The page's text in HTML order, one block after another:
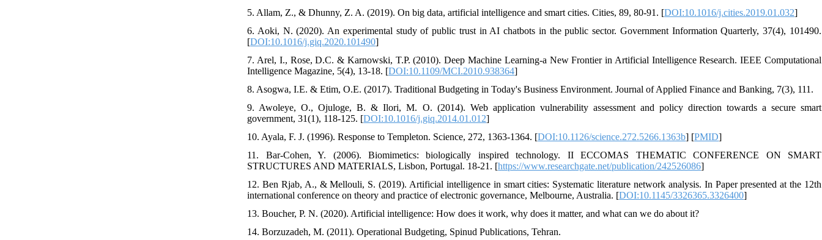
5. Allam, Z., & Dhunny, Z. A. (2019). On big data, artificial intelligence and smart cities. Cities, 89, 80-91. [DOI:10.1016/j.cities.2019.01.032]
6. Aoki, N. (2020). An experimental study of public trust in AI chatbots in the public sector. Government Information Quarterly, 37(4), 101490.
[DOI:10.1016/j.giq.2020.101490]
7. Arel, I., Rose, D.C. & Karnowski, T.P. (2010). Deep Machine Learning-a New Frontier in Artificial Intelligence Research. IEEE Computational
Intelligence Magazine, 5(4), 13-18. [DOI:10.1109/MCI.2010.938364]
8. Asogwa, I.E. & Etim, O.E. (2017). Traditional Budgeting in Today's Business Environment. Journal of Applied Finance and Banking, 7(3), 111.
9. Awoleye, O., Ojuloge, B. & Ilori, M. O. (2014). Web application vulnerability assessment and policy direction towards a secure smart
government, 31(1), 118-125. [DOI:10.1016/j.giq.2014.01.012]
10. Ayala, F. J. (1996). Response to Templeton. Science, 272, 1363-1364. [DOI:10.1126/science.272.5266.1363b] [PMID]
11. Bar-Cohen, Y. (2006). Biomimetics: biologically inspired technology. II ECCOMAS THEMATIC CONFERENCE ON SMART
STRUCTURES AND MATERIALS, Lisbon, Portugal. 18-21. [https://www.researchgate.net/publication/242526086]
12. Ben Rjab, A., & Mellouli, S. (2019). Artificial intelligence in smart cities: Systematic literature network analysis. In Paper presented at the 12th
international conference on theory and practice of electronic governance, Melbourne, Australia. [DOI:10.1145/3326365.3326400]
13. Boucher, P. N. (2020). Artificial intelligence: How does it work, why does it matter, and what can we do about it?
14. Borzuzadeh, M. (2011). Operational Budgeting, Spinud Publications, Tehran.